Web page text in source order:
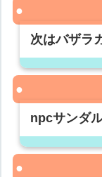
次はバザラ
npcサンダ